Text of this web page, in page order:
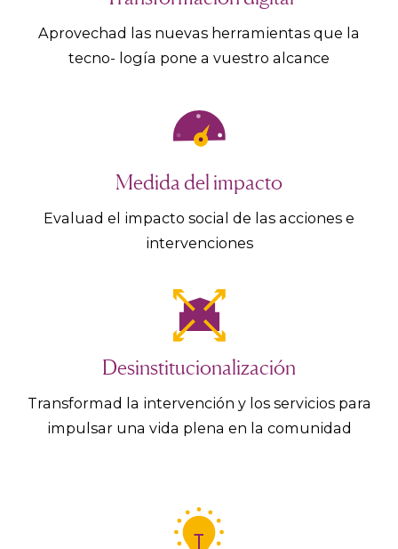
Aprovechad las nuevas herramientas que la
tecno- logía pone a vuestro alcance
Medida del impacto
Evaluad el impacto social de las acciones e
intervenciones
Desinstitucionalización
Transformad la intervención y los servicios para
impulsar una vida plena en la comunidad